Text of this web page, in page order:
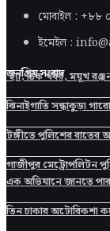
মোবাইল : +৮৮
ইমেইল :
জনপ্রিয় সংবাদ
‘হ্যাঁ, ঠিক খবর, ময়ূখ
ঝিনাইগাতি সন্ধাকুড়া
টঙ্গীতে পুলিশের রাতের
গাজীপুর মেট্রোপলিটন
এক অভিযানে জানতে
তিন চাকার অটোরিকশা